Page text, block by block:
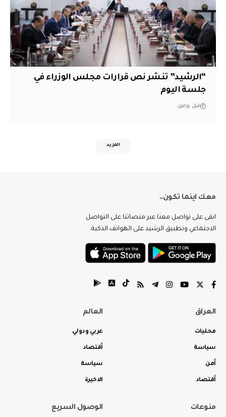
“الرشيد” تنشر نص قرارات مجلس الوزراء في
جلسة اليوم
قبل يومين
المزيد
معك اينما تكون..
ابقى على تواصل معنا عبر منصاتنا على التواصل
الاجتماعي وتطبيق الرشيد على الهواتف الذكية.
العراق
محليات
سياسة
أمن
أقتصاد
العالم
عربي ودولي
أقتصاد
سياسة
الاخيرة
منوعات الوصول السريع